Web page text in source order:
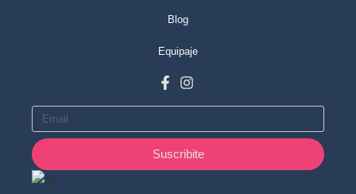
Blog
Equipaje
Suscribite